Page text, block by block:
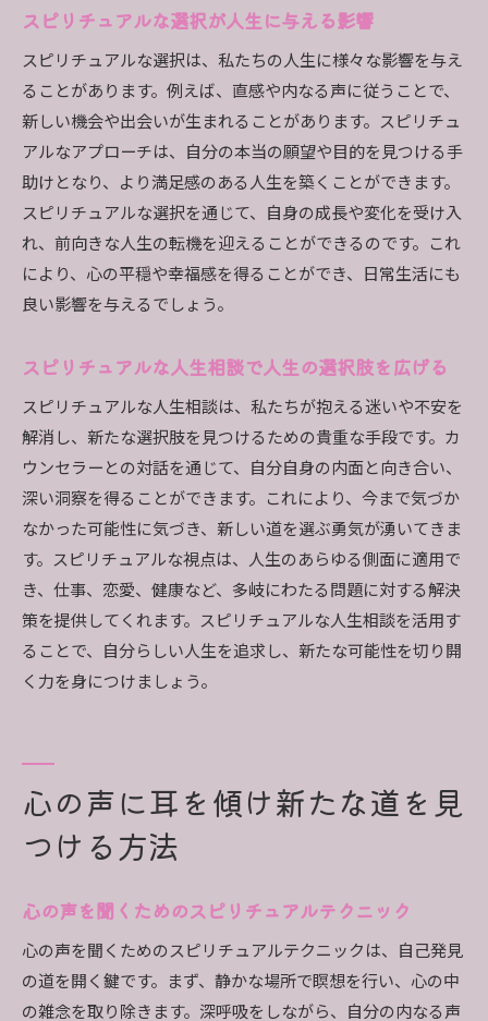
スピリチュアルな選択が人生に与える影響
スピリチュアルな選択は、私たちの人生に様々な影響を与え
ることがあります。例えば、直感や内なる声に従うことで、
新しい機会や出会いが生まれることがあります。スピリチュ
アルなアプローチは、自分の本当の願望や目的を見つける手
助けとなり、より満足感のある人生を築くことができます。
スピリチュアルな選択を通じて、自身の成長や変化を受け入
れ、前向きな人生の転機を迎えることができるのです。これ
により、心の平穏や幸福感を得ることができ、日常生活にも
良い影響を与えるでしょう。
スピリチュアルな人生相談で人生の選択肢を広げる
スピリチュアルな人生相談は、私たちが抱える迷いや不安を
解消し、新たな選択肢を見つけるための貴重な手段です。カ
ウンセラーとの対話を通じて、自分自身の内面と向き合い、
深い洞察を得ることができます。これにより、今まで気づか
なかった可能性に気づき、新しい道を選ぶ勇気が湧いてきま
す。スピリチュアルな視点は、人生のあらゆる側面に適用で
き、仕事、恋愛、健康など、多岐にわたる問題に対する解決
策を提供してくれます。スピリチュアルな人生相談を活用す
ることで、自分らしい人生を追求し、新たな可能性を切り開
く力を身につけましょう。
心の声に耳を傾け新たな道を見
つける方法
心の声を聞くためのスピリチュアルテクニック
心の声を聞くためのスピリチュアルテクニックは、自己発見
の道を開く鍵です。まず、静かな場所で瞑想を行い、心の中
の雑念を取り除きます。深呼吸をしながら、自分の内なる声